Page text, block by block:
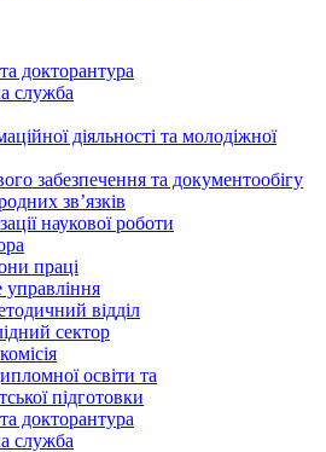
докторантура
служба
діяльності та молодіжної
забезпечення та документообігу
зв’язків
наукової роботи
праці
управління
відділ
сектор
освіти та
підготовки
докторантура
служба